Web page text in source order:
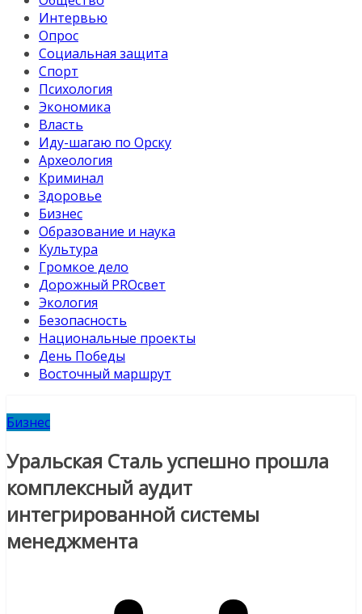
Интервью
Опрос
Социальная защита
Спорт
Психология
Экономика
Власть
Иду-шагаю по Орску
Археология
Криминал
Здоровье
Бизнес
Образование и наука
Культура
Громкое дело
Дорожный PROсвет
Экология
Безопасность
Национальные проекты
День Победы
Восточный маршрут
Бизнес
Уральская Сталь успешно прошла
комплексный аудит
интегрированной системы
менеджмента